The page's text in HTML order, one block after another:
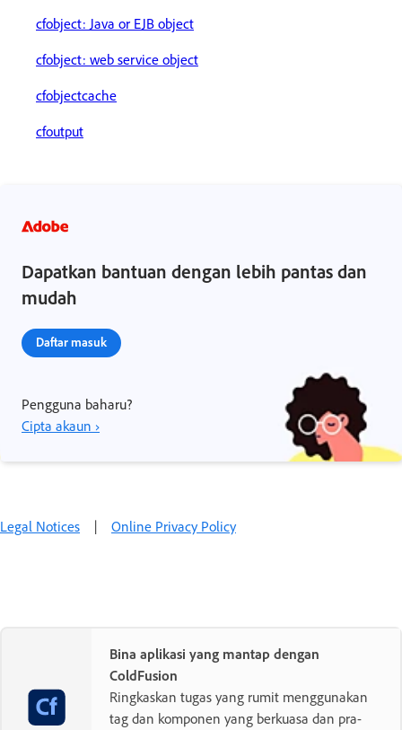
cfobject: Java or EJB object
cfobject: web service object
cfobjectcache
cfoutput
Dapatkan bantuan dengan lebih pantas dan
mudah
Daftar masuk
Pengguna baharu?
Cipta akaun ›
Legal Notices | Online Privacy Policy
Bina aplikasi yang mantap dengan
ColdFusion
Ringkaskan tugas yang rumit menggunakan
tag dan komponen yang berkuasa dan pra-